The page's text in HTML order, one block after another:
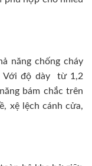
năng chống cháy
Với độ dày từ 1,2
bám chắc trên
xệ lệch cánh cửa,